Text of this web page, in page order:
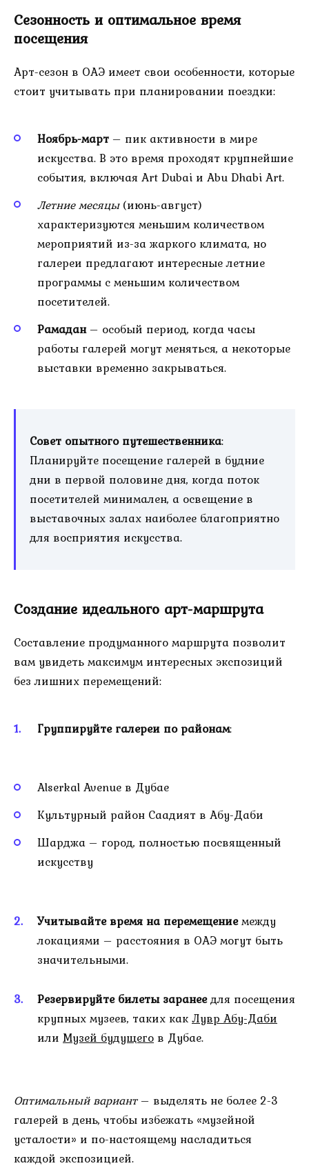
Сезонность и оптимальное время
посещения
Арт-сезон в ОАЭ имеет свои особенности, которые
стоит учитывать при планировании поездки:
Ноябрь-март – пик активности в мире
искусства. В это время проходят крупнейшие
события, включая Art Dubai и Abu Dhabi Art.
Летние месяцы(июнь-август)
характеризуются меньшим количеством
мероприятий из-за жаркого климата, но
галереи предлагают интересные летние
программы с меньшим количеством
посетителей.
Рамадан– особый период, когда часы
работы галерей могут меняться, а некоторые
выставки временно закрываться.
Совет опытного путешественника:
Планируйте посещение галерей в будние
дни в первой половине дня, когда поток
посетителей минимален, а освещение в
выставочных залах наиболее благоприятно
для восприятия искусства.
Создание идеального арт-маршрута
Составление продуманного маршрута позволит
вам увидеть максимум интересных экспозиций
без лишних перемещений:
Группируйте галереи по районам:
Alserkal Avenue в Дубае
Культурный район Саадият в Абу-Даби
Шарджа – город, полностью посвященный
искусству
Учитывайте время на перемещениемежду
локациями – расстояния в ОАЭ могут быть
значительными.
Резервируйте билеты заранеедля посещения
крупных музеев, таких какЛувр Абу-Даби
или Музей будущегов Дубае.
Оптимальный вариант– выделять не более 2-3
галерей в день, чтобы избежать «музейной
усталости» и по-настоящему насладиться
каждой экспозицией.